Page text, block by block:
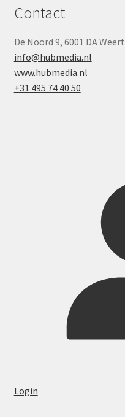
Contact
De Noord 9, 6001 DA Weert
info@hubmedia.nl
www.hubmedia.nl
+31 495 74 40 50
Login